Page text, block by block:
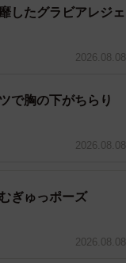
」（31.4％）、
したグラビアレジェ
へ
2026.08.08
で胸の下がちらり
2026.08.08
ぎゅっポーズ
2026.08.08